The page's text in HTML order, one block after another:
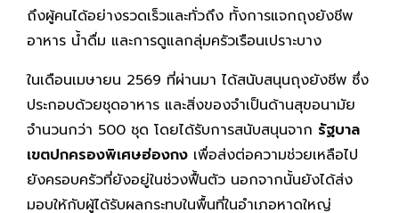
ถึงผู้คนได้อย่างรวดเร็วและทั่วถึง ทั้งการแจกถุงยังชีพ
อาหาร น้ำดื่ม และการดูแลกลุ่มครัวเรือนเปราะบาง
ในเดือนเมษายน 2569 ที่ผ่านมา ได้สนับสนุนถุงยังชีพ ซึ่ง
ประกอบด้วยชุดอาหาร และสิ่งของจำเป็นด้านสุขอนามัย
จำนวนกว่า 500 ชุด โดยได้รับการสนับสนุนจาก รัฐบาล
เขตปกครองพิเศษฮ่องกง เพื่อส่งต่อความช่วยเหลือไป
ยังครอบครัวที่ยังอยู่ในช่วงฟื้นตัว นอกจากนั้นยังได้ส่ง
มอบให้กับผู้ได้รับผลกระทบในพื้นที่ในอำเภอหาดใหญ่